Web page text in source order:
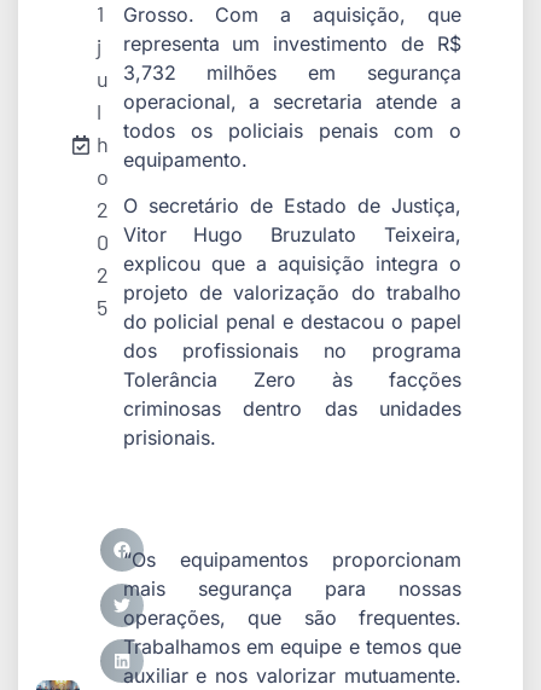
1
j
u
l
h
o
2
0
2
5
Grosso. Com a aquisição, que
representa um investimento de R$
3,732 milhões em segurança
operacional, a secretaria atende a
todos os policiais penais com o
equipamento.
O secretário de Estado de Justiça,
Vitor Hugo Bruzulato Teixeira,
explicou que a aquisição integra o
projeto de valorização do trabalho
do policial penal e destacou o papel
dos profissionais no programa
Tolerância Zero às facções
criminosas dentro das unidades
prisionais.
“Os equipamentos proporcionam
mais segurança para nossas
operações, que são frequentes.
Trabalhamos em equipe e temos que
auxiliar e nos valorizar mutuamente.